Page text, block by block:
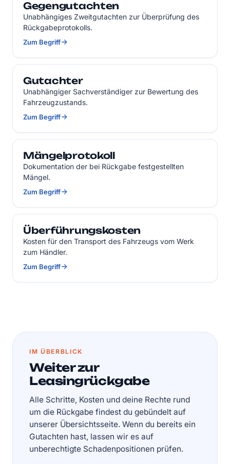
Gegengutachten
Unabhängiges Zweitgutachten zur Überprüfung des
Rückgabeprotokolls.
Zum Begriff
Gutachter
Unabhängiger Sachverständiger zur Bewertung des
Fahrzeugzustands.
Zum Begriff
Mängelprotokoll
Dokumentation der bei Rückgabe festgestellten
Mängel.
Zum Begriff
Überführungskosten
Kosten für den Transport des Fahrzeugs vom Werk
zum Händler.
Zum Begriff
IM ÜBERBLICK
Weiter zur
Leasingrückgabe
Alle Schritte, Kosten und deine Rechte rund
um die Rückgabe findest du gebündelt auf
unserer Übersichtsseite. Wenn du bereits ein
Gutachten hast, lassen wir es auf
unberechtigte Schadenpositionen prüfen.